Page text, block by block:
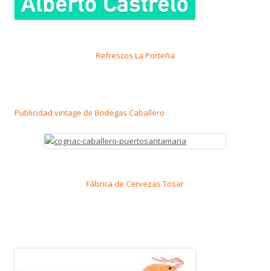
Refrescos La Porteña
Publicidad vintage de Bodegas Caballero
Fábrica de Cervezas Tosar